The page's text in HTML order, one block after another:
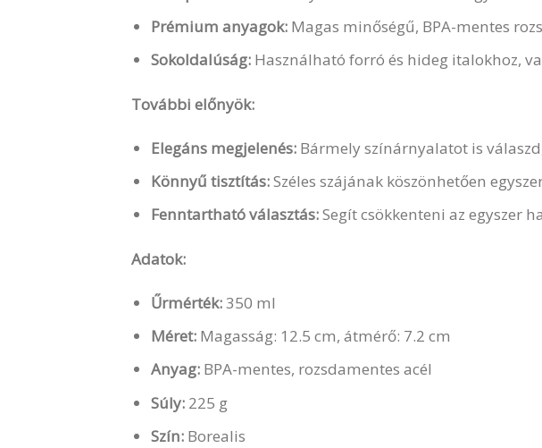
Prémium anyagok: Magas minőségű, BPA-mentes
Sokoldalúság: Használható forró és hideg italokhoz,
További előnyök:
Elegáns megjelenés: Bármely színárnyalatot is
Könnyű tisztítás:Széles szájának köszönhetően
Fenntartható választás:Segít csökkenteni az egyszer
Adatok:
Űrmérték:350 ml
Méret: Magasság: 12.5 cm, átmérő: 7.2 cm
Anyag: BPA-mentes, rozsdamentes acél
Súly: 225 g
Szín: Borealis